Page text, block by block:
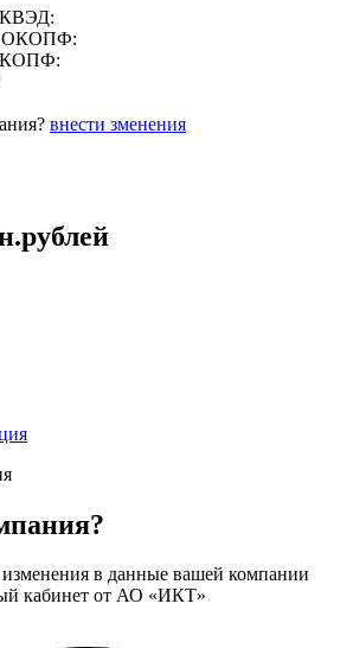
ОКОПФ:
внести зменения
в данные вашей компании
кабинет от АО «ИКТ»